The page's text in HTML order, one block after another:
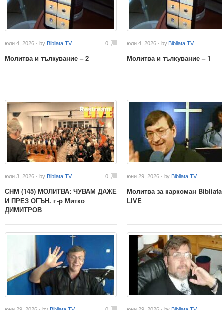
юли 4, 2026 · by Bibliata.TV 0
Молитва и тълкувание – 2
юли 4, 2026 · by Bibliata.TV
Молитва и тълкувание – 1
юли 3, 2026 · by Bibliata.TV 0
СНМ (145) МОЛИТВА: ЧУВАМ ДАЖЕ
И ПРЕЗ ОГЪН. п-р Митко
ДИМИТРОВ
юни 29, 2026 · by Bibliata.TV
Молитва за наркоман
LIVE